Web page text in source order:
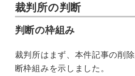
裁判所の判断
判断の枠組み
裁判所はまず、本件記事の削
断枠組みを示しました。